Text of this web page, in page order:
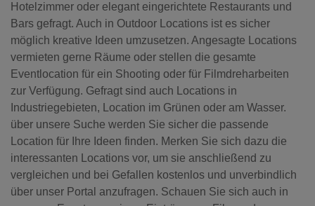
Hotelzimmer oder elegant eingerichtete Restaurants und
Bars gefragt. Auch in Outdoor Locations ist es sicher
möglich kreative Ideen umzusetzen. Angesagte Locations
vermieten gerne Räume oder stellen die gesamte
Eventlocation für ein Shooting oder für Filmdreharbeiten
zur Verfügung. Gefragt sind auch Locations in
Industriegebieten, Location im Grünen oder am Wasser.
über unsere Suche werden Sie sicher die passende
Location für Ihre Ideen finden. Merken Sie sich dazu die
interessanten Locations vor, um sie anschließend zu
vergleichen und bei Gefallen kostenlos und unverbindlich
über unser Portal anzufragen. Schauen Sie sich auch in